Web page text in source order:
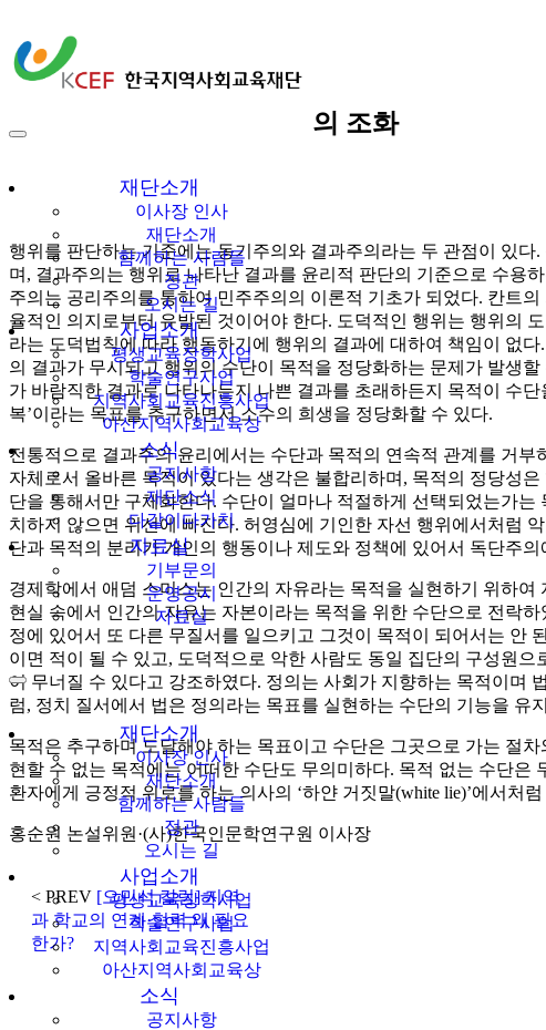
한국지역사회교육
재단
재단소개
이사장 인사
재단소개
함께하는 사람들
정관
오시는 길
사업소개
평생교육장학사업
학술연구사업
지역사회교육진흥사업
아산지역사회교육상
소식
공지사항
재단소식
다같이다가치
자료실
기부문의
운영공시
자료실
재단소개
이사장 인사
재단소개
함께하는 사람들
정관
오시는 길
사업소개
평생교육장학사업
학술연구사업
지역사회교육진흥사업
아산지역사회교육상
소식
공지사항
다같이多가치
[홍순원 칼럼] 수단과 목적의 조화
행위를 판단하는 기준에는 동기주의와 결과주의라는 두 관점이 있
며, 결과주의는 행위로 나타난 결과를 윤리적 판단의 기준으로 수용
주의는 공리주의를 통하여 민주주의의 이론적 기초가 되었다. 칸트
율적인 의지로부터 유발된 것이어야 한다. 도덕적인 행위는 행위의
라는 도덕법칙에 따라 행동하기에 행위의 결과에 대하여 책임이 없
의 결과가 무시되고 행위의 수단이 목적을 정당화하는 문제가 발생
가 바람직한 결과로 나타나든지 나쁜 결과를 초래하든지 목적이 수
복’이라는 목표를 추구하면서 소수의 희생을 정당화할 수 있다.
전통적으로 결과주의 윤리에서는 수단과 목적의 연속적 관계를 거
자체로서 올바른 목적이 있다는 생각은 불합리하며, 목적의 정당성
단을 통해서만 구체화한다. 수단이 얼마나 적절하게 선택되었는가
치하지 않으면 위선에 빠진다. 허영심에 기인한 자선 행위에서처럼
단과 목적의 분리가 개인의 행동이나 제도와 정책에 있어서 독단주
경제학에서 애덤 스미스는 인간의 자유라는 목적을 실현하기 위하
현실 속에서 인간의 자유는 자본이라는 목적을 위한 수단으로 전락
정에 있어서 또 다른 무질서를 일으키고 그것이 목적이 되어서는 안
이면 적이 될 수 있고, 도덕적으로 악한 사람도 동일 집단의 구성원
이 무너질 수 있다고 강조하였다. 정의는 사회가 지향하는 목적이며
럼, 정치 질서에서 법은 정의라는 목표를 실현하는 수단의 기능을 유
목적은 추구하며 도달해야 하는 목표이고 수단은 그곳으로 가는 절
현할 수 없는 목적에는 어떠한 수단도 무의미하다. 목적 없는 수단
환자에게 긍정적 위로를 하는 의사의 ‘하얀 거짓말(white lie)’에서
홍순원 논설위원·(사)한국인문학연구원 이사장
< PREV [오민석 칼럼] 지역
과 학교의 연계·협력 왜 필요
한가?